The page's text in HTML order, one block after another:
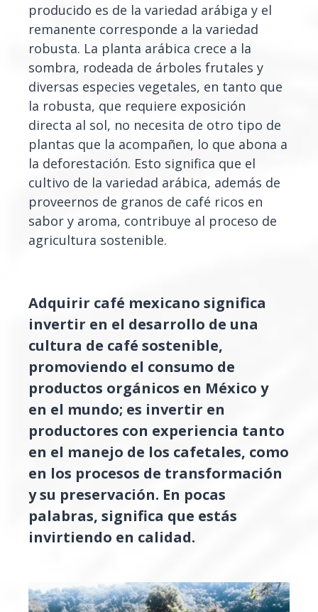
producido es de la variedad arábiga y el
remanente corresponde a la variedad
robusta. La planta arábica crece a la
sombra, rodeada de árboles frutales y
diversas especies vegetales, en tanto que
la robusta, que requiere exposición
directa al sol, no necesita de otro tipo de
plantas que la acompañen, lo que abona a
la deforestación. Esto significa que el
cultivo de la variedad arábica, además de
proveernos de granos de café ricos en
sabor y aroma, contribuye al proceso de
agricultura sostenible.
Adquirir café mexicano significa
invertir en el desarrollo de una
cultura de café sostenible,
promoviendo el consumo de
productos orgánicos en México y
en el mundo; es invertir en
productores con experiencia tanto
en el manejo de los cafetales, como
en los procesos de transformación
y su preservación. En pocas
palabras, significa que estás
invirtiendo en calidad.